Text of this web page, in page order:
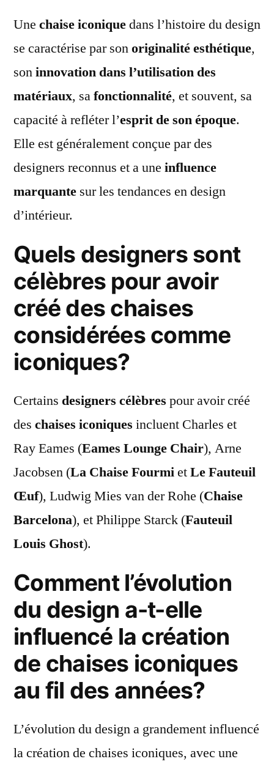
Une chaise iconiquedans l’histoire du design
se caractérise par sonoriginalité esthétique,
soninnovation dans l’utilisation des
matériaux, safonctionnalité, et souvent, sa
capacité à refléter l’esprit de son époque.
Elle est généralement conçue par des
designers reconnus et a une influence
marquante sur les tendances en design
d’intérieur.
Quels designers sont
célèbres pour avoir
créé des chaises
considérées comme
iconiques?
Certains designers célèbres pour avoir créé
des chaises iconiques incluent Charles et
Ray Eames (Eames Lounge Chair), Arne
Jacobsen (La Chaise FourmietLe Fauteuil
Œuf), Ludwig Mies van der Rohe (Chaise
Barcelona), et Philippe Starck (Fauteuil
Louis Ghost).
Comment l’évolution
du design a-t-elle
influencé la création
de chaises iconiques
au fil des années?
L’évolution du design a grandement influencé
la création de chaises iconiques, avec une